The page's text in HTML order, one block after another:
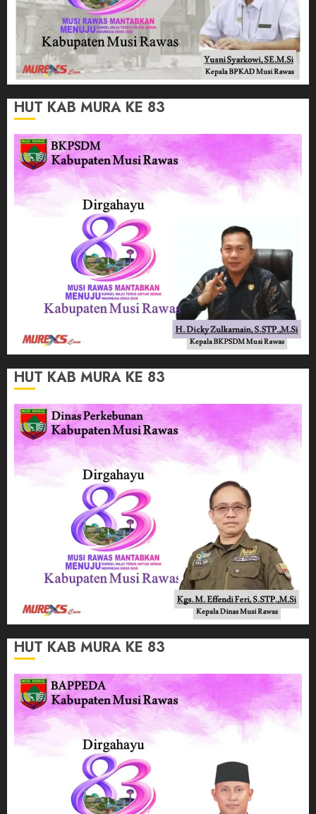
HUT KAB MURA KE 83
HUT KAB MURA KE 83
HUT KAB MURA KE 83